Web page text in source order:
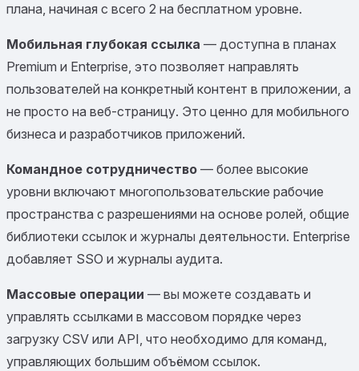
плана, начиная с всего 2 на бесплатном уровне.
Мобильная глубокая ссылка — доступна в планах
Premium и Enterprise, это позволяет направлять
пользователей на конкретный контент в приложении, а
не просто на веб-страницу. Это ценно для мобильного
бизнеса и разработчиков приложений.
Командное сотрудничество — более высокие
уровни включают многопользовательские рабочие
пространства с разрешениями на основе ролей, общие
библиотеки ссылок и журналы деятельности. Enterprise
добавляет SSO и журналы аудита.
Массовые операции — вы можете создавать и
управлять ссылками в массовом порядке через
загрузку CSV или API, что необходимо для команд,
управляющих большим объёмом ссылок.